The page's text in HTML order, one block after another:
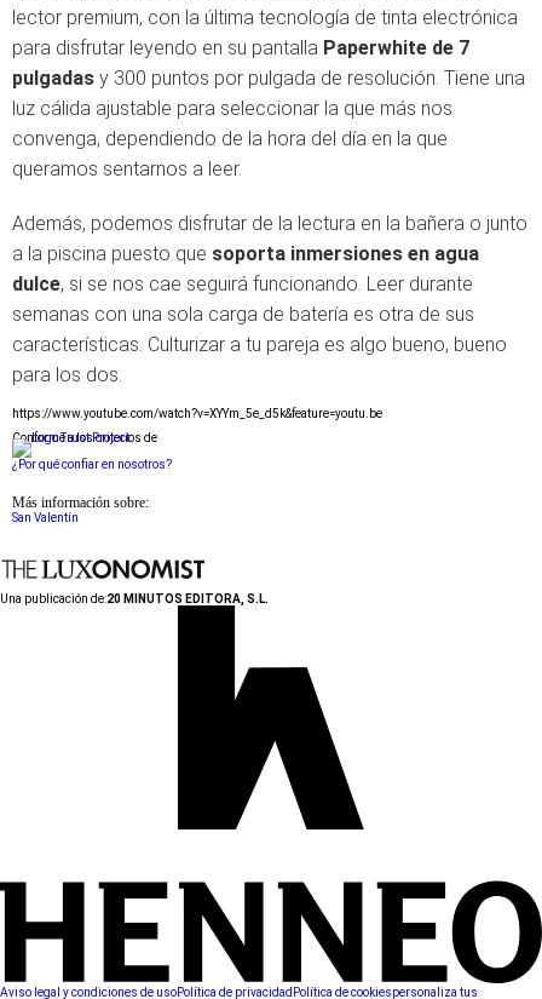
lector premium, con la última tecnología de tinta electrónica
para disfrutar leyendo en su pantalla Paperwhite de 7
pulgadas y 300 puntos por pulgada de resolución. Tiene una
luz cálida ajustable para seleccionar la que más nos
convenga, dependiendo de la hora del día en la que
queramos sentarnos a leer.
Además, podemos disfrutar de la lectura en la bañera o junto
a la piscina puesto que soporta inmersiones en agua
dulce, si se nos cae seguirá funcionando. Leer durante
semanas con una sola carga de batería es otra de sus
características. Culturizar a tu pareja es algo bueno, bueno
para los dos.
https://www.youtube.com/watch?v=XYYm_5e_d5k&feature=youtu.be
Conforme a los criterios de
¿Por qué confiar en nosotros?
Más información sobre:
San Valentín
Una publicación de:20 MINUTOS EDITORA, S.L.
Aviso legal y condiciones de usoPolítica de privacidad Política de cookiespersonaliza tus